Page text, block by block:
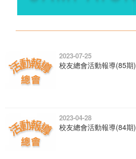
2023-07-25
校友總會活動報導(85期)
2023-04-28
校友總會活動報導(84期)